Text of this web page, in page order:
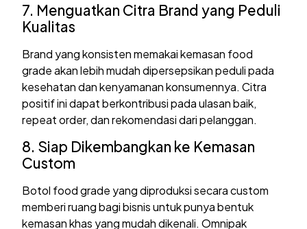
7. Menguatkan Citra Brand yang Peduli
Kualitas
Brand yang konsisten memakai kemasan food
grade akan lebih mudah dipersepsikan peduli pada
kesehatan dan kenyamanan konsumennya. Citra
positif ini dapat berkontribusi pada ulasan baik,
repeat order, dan rekomendasi dari pelanggan.
8. Siap Dikembangkan ke Kemasan
Custom
Botol food grade yang diproduksi secara custom
memberi ruang bagi bisnis untuk punya bentuk
kemasan khas yang mudah dikenali. Omnipak